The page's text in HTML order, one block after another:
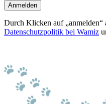
Anmelden
Durch Klicken auf „anmelden“
Datenschutzpolitik bei Wamiz